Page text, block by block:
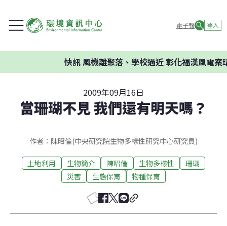
電子報 登入
風機離聚落、學校過近 彰化福漢風電案環委建
2009年09月16日
當珊瑚不見 我們還有明天嗎？
作者：陳昭倫(中央研究院生物多樣性研究中心研究員)
土地利用 生物簡介 陳昭倫 生物多樣性
珊瑚
災害
生態保育 物種保育